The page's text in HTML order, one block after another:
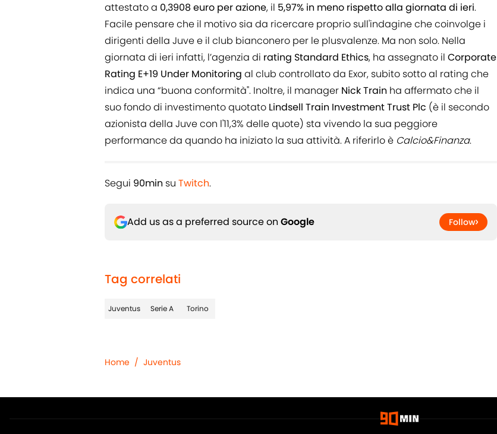
attestato a 0,3908 euro per azione, il 5,97% in meno rispetto alla giornata di ieri.
Facile pensare che il motivo sia da ricercare proprio sull'indagine che coinvolge i
dirigenti della Juve e il club bianconero per le plusvalenze. Ma non solo. Nella
giornata di ieri infatti, l’agenzia di rating Standard Ethics, ha assegnato il Corporate
Rating E+19 Under Monitoring al club controllato da Exor, subito sotto al rating che
indica una “buona conformità". Inoltre, il manager NickTrain ha affermato che il
suo fondo di investimento quotato Lindsell Train Investment Trust Plc (è il secondo
azionista della Juve con l'11,3% delle quote) sta vivendo la sua peggiore
performance da quando ha iniziato la sua attività. A riferirlo è Calcio&Finanza.
Segui 90min su Twitch.
Add us as a preferred source on Google Follow
Tag correlati
Juventus Serie A Torino
Home / Juventus